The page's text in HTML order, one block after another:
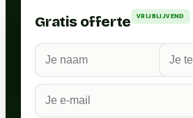
Gratis offerte VRIJBLIJVEND